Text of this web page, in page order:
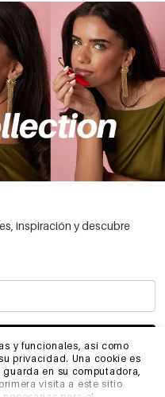
y funcionales, así como
privacidad. Una cookie es
en su computadora,
visita a este sitio
inspiración y descubre